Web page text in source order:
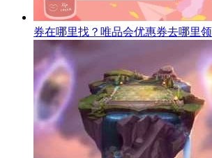
券在哪里找？唯品会优惠券去哪里领